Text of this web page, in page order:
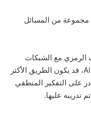
مجموعة من المسائل
الرمزي مع الشبكات
العصبية، كما في نموذج AlphaGeometry2، قد يكون الطريق الأكثر
على التفكير المنطقي
تدريبه عليها.